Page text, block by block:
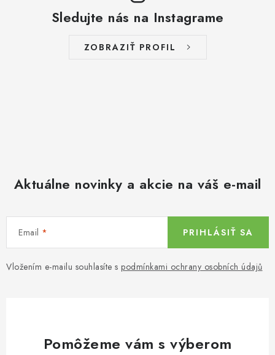
Sledujte nás na Instagrame
ZOBRAZIŤ PROFIL
Aktuálne novinky a akcie na váš e-mail
Email
Vložením e-mailu souhlasíte s podmínkami ochrany osobních údajů
PRIHLÁSIŤ SA
Pomôžeme vám s výberom